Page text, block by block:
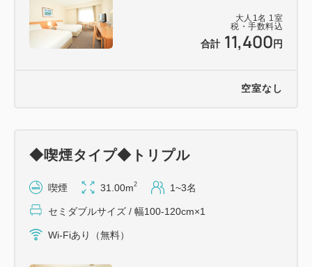
大人 1 名 1 室
税・手数料込
合計 11,400 円
空室なし
◆喫煙タイプ◆トリプル
喫煙 31.00m2 1~3名
セミダブルサイズ / 幅100-120cm×1
Wi-Fiあり（無料）